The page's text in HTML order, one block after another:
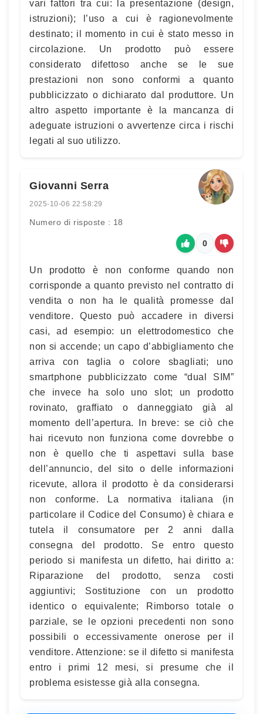
vari fattori tra cui: la presentazione (design,
istruzioni); l’uso a cui è ragionevolmente
destinato; il momento in cui è stato messo in
circolazione. Un prodotto può essere
considerato difettoso anche se le sue
prestazioni non sono conformi a quanto
pubblicizzato o dichiarato dal produttore. Un
altro aspetto importante è la mancanza di
adeguate istruzioni o avvertenze circa i rischi
legati al suo utilizzo.
Giovanni Serra
2025-10-06 22:58:29
Numero di risposte : 18
0
Un prodotto è non conforme quando non
corrisponde a quanto previsto nel contratto di
vendita o non ha le qualità promesse dal
venditore. Questo può accadere in diversi
casi, ad esempio: un elettrodomestico che
non si accende; un capo d’abbigliamento che
arriva con taglia o colore sbagliati; uno
smartphone pubblicizzato come “dual SIM”
che invece ha solo uno slot; un prodotto
rovinato, graffiato o danneggiato già al
momento dell’apertura. In breve: se ciò che
hai ricevuto non funziona come dovrebbe o
non è quello che ti aspettavi sulla base
dell’annuncio, del sito o delle informazioni
ricevute, allora il prodotto è da considerarsi
non conforme. La normativa italiana (in
particolare il Codice del Consumo) è chiara e
tutela il consumatore per 2 anni dalla
consegna del prodotto. Se entro questo
periodo si manifesta un difetto, hai diritto a:
Riparazione del prodotto, senza costi
aggiuntivi; Sostituzione con un prodotto
identico o equivalente; Rimborso totale o
parziale, se le opzioni precedenti non sono
possibili o eccessivamente onerose per il
venditore. Attenzione: se il difetto si manifesta
entro i primi 12 mesi, si presume che il
problema esistesse già alla consegna.